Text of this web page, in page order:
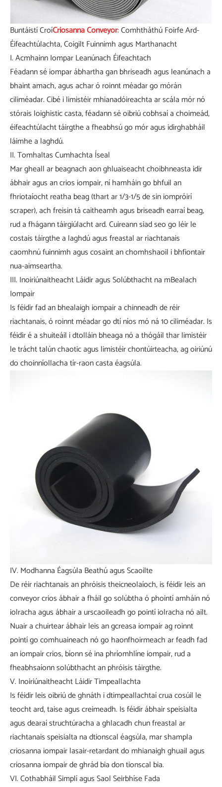
Buntáistí CroíCriosanna Conveyor: Comhtháthú Foirfe Ard-
Éifeachtúlachta, Coigilt Fuinnimh agus Marthanacht
I. Acmhainn Iompar Leanúnach Éifeachtach
Féadann sé iompar ábhartha gan bhriseadh agus leanúnach a
bhaint amach, agus achar ó roinnt méadar go mórán
ciliméadar. Cibé i limistéir mhianadóireachta ar scála mór nó
stórais loighistic casta, féadann sé oibriú cobhsaí a choimeád,
éifeachtúlacht táirgthe a fheabhsú go mór agus idirghabháil
láimhe a laghdú.
II. Tomhaltas Cumhachta Íseal
Mar gheall ar beagnach aon ghluaiseacht choibhneasta idir
ábhair agus an crios iompair, ní hamháin go bhfuil an
fhriotaíocht reatha beag (thart ar 1/3-1/5 de sin iompróirí
scraper), ach freisin tá caitheamh agus briseadh earraí beag,
rud a fhágann táirgiúlacht ard. Cuireann siad seo go léir le
costais táirgthe a laghdú agus freastal ar riachtanais
caomhnú fuinnimh agus cosaint an chomhshaoil ​​i bhfiontair
nua-aimseartha.
III. Inoiriúnaitheacht Láidir agus Solúbthacht na mBealach
Iompair
Is féidir fad an bhealaigh iompair a chinneadh de réir
riachtanais, ó roinnt méadar go dtí níos mó ná 10 ciliméadar. Is
féidir é a shuiteáil i dtolláin bheaga nó a thógáil thar limistéir
le trácht talún chaotic agus limistéir chontúirteacha, ag oiriúnú
do choinníollacha tír-raon casta éagsúla.
IV. Modhanna Éagsúla Beathú agus Scaoilte
De réir riachtanais an phróisis theicneolaíoch, is féidir leis an
conveyor crios ábhair a fháil go solúbtha ó phointí amháin nó
iolracha agus ábhair a urscaoileadh go pointí iolracha nó ailt.
Nuair a chuirtear ábhair leis an gcreasa iompair ag roinnt
pointí go comhuaineach nó go haonfhoirmeach ar feadh fad
an iompair crios, bíonn sé ina phríomhlíne iompair, rud a
fheabhsaíonn solúbthacht an phróisis táirgthe.
V. Inoiriúnaitheacht Láidir Timpeallachta
Is féidir leis oibriú de ghnáth i dtimpeallachtaí crua cosúil le
teocht ard, taise agus creimeadh. Is féidir ábhair speisialta
agus dearaí struchtúracha a ghlacadh chun freastal ar
riachtanais speisialta na dtionscal éagsúla, mar shampla
criosanna iompair lasair-retardant do mhianaigh ghuail agus
criosanna iompair de ghrád bia don tionscal bia.
VI. Cothabháil Simplí agus Saol Seirbhíse Fada